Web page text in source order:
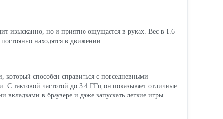
изысканно, но и приятно ощущается в руках. Вес в 1.6
находятся в движении.
который способен справиться с повседневными
С тактовой частотой до 3.4 ГГц он показывает отличные
вкладками в браузере и даже запускать легкие игры.